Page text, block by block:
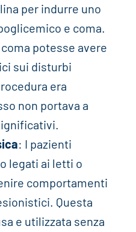
per indurre uno
e coma.
coma potesse avere
sui disturbi
era
non portava a
: I pazienti
legati ai letti o
comportamenti
Questa
e utilizzata senza